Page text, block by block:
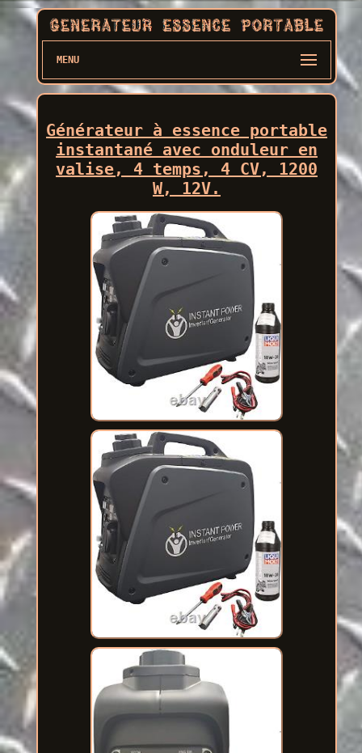
MENU
Générateur à essence portable
instantané avec onduleur en
valise, 4 temps, 4 CV, 1200
W, 12V.